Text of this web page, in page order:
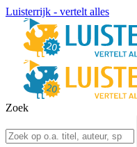
Luisterrijk - vertelt alles
Zoek